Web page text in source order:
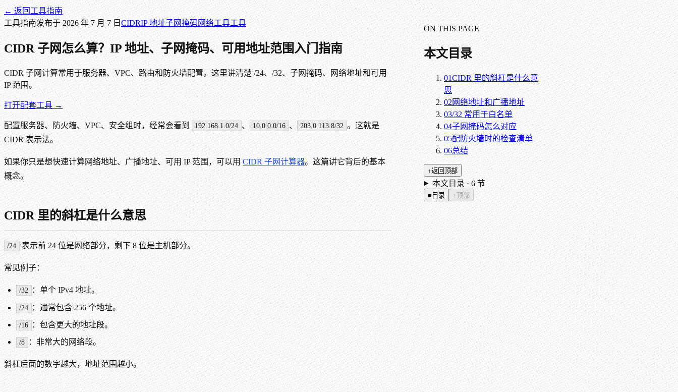
← 返回工具指南
工具指南发布于2026 年 7 月 7 日CIDRIP 地址子网掩码网络工具工具
CIDR 子网怎么算？IP 地址、子网掩码、可用地址范围入门指南
CIDR 子网计算常用于服务器、VPC、路由和防火墙配置。这里讲清楚 /24、/32、子网掩码、网络地址和可用
IP 范围。
打开配套工具 →
ON THIS PAGE
本文目录
01CIDR 里的斜杠是什么意
思
02网络地址和广播地址
03/32 常用于白名单
04子网掩码怎么对应
05配防火墙时的检查清单
06总结
↑返回顶部
本文目录 ·6节
≡ 目录 ↑ 顶部
配置服务器、防火墙、VPC、安全组时，经常会看到 192.168.1.0/24 、 10.0.0.0/16 、 203.0.113.8/32 。这就是
CIDR 表示法。
如果你只是想快速计算网络地址、广播地址、可用 IP 范围，可以用CIDR 子网计算器。这篇讲它背后的基本
概念。
CIDR 里的斜杠是什么意思
/24 表示前 24 位是网络部分，剩下 8 位是主机部分。
常见例子：
/32 ：单个 IPv4 地址。
/24 ：通常包含 256 个地址。
/16 ：包含更大的地址段。
/8 ：非常大的网络段。
斜杠后面的数字越大，地址范围越小。